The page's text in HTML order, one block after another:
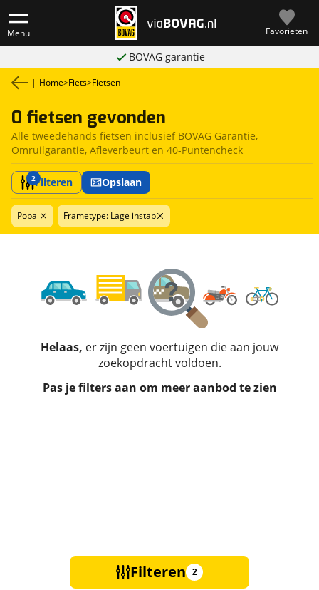
Menu Favorieten
BOVAG garantie
| Home>Fiets>Fietsen
0 fietsen gevonden
Alle tweedehands fietsen inclusief BOVAG Garantie,
Omruilgarantie, Afleverbeurt en 40-Puntencheck
2Filteren Opslaan
Popal Frametype: Lage instap
Helaas, er zijn geen voertuigen die aan jouw
zoekopdracht voldoen.
Pas je filters aan om meer aanbod te zien
Filteren 2